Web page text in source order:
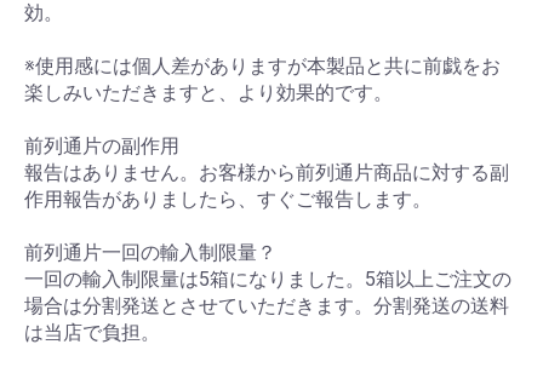
効。
※使用感には個人差がありますが本製品と共に前戯をお
楽しみいただきますと、より効果的です。
前列通片の副作用
報告はありません。お客様から前列通片商品に対する副
作用報告がありましたら、すぐご報告します。
前列通片一回の輸入制限量？
一回の輸入制限量は5箱になりました。5箱以上ご注文の
場合は分割発送とさせていただきます。分割発送の送料
は当店で負担。